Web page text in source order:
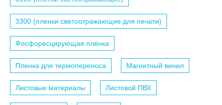
3300 (пленки светоотражающие для печати)
Фосфоресцирующая плёнка
Пленка для термопереноса Магнитный винил
Листовые материалы Листовой ПВХ